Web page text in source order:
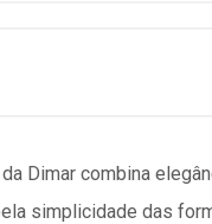
da Dimar combina
simplicidade das